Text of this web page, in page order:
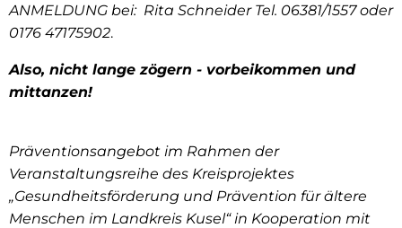
ANMELDUNG bei: Rita Schneider Tel. 06381/1557 oder
0176 47175902.
Also, nicht lange zögern - vorbeikommen und
mittanzen!
Präventionsangebot im Rahmen der
Veranstaltungsreihe des Kreisprojektes
„Gesundheitsförderung und Prävention für ältere
Menschen im Landkreis Kusel“ in Kooperation mit